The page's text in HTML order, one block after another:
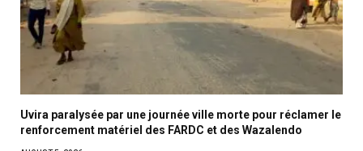
Uvira paralysée par une journée ville morte pour réclamer le
renforcement matériel des FARDC et des Wazalendo